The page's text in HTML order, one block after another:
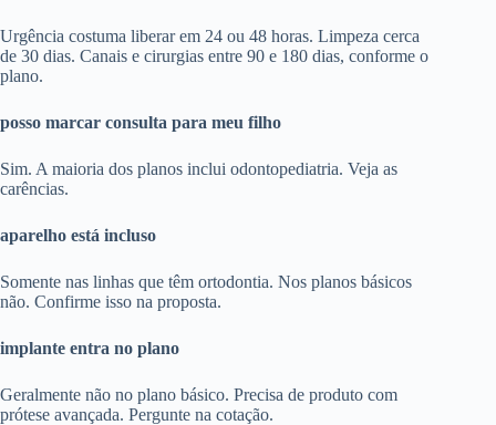
Urgência costuma liberar em 24 ou 48 horas. Limpeza cerca
de 30 dias. Canais e cirurgias entre 90 e 180 dias, conforme o
plano.
posso marcar consulta para meu filho
Sim. A maioria dos planos inclui odontopediatria. Veja as
carências.
aparelho está incluso
Somente nas linhas que têm ortodontia. Nos planos básicos
não. Confirme isso na proposta.
implante entra no plano
Geralmente não no plano básico. Precisa de produto com
prótese avançada. Pergunte na cotação.